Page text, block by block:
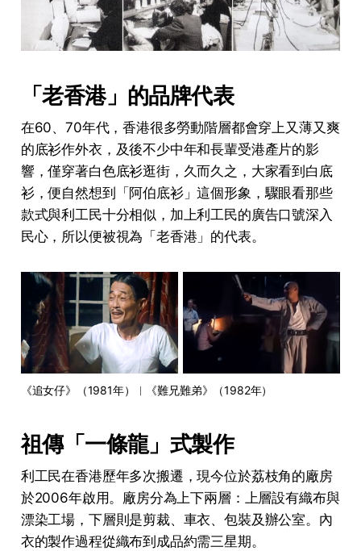
「老香港」的品牌代表
在60、70年代，香港很多勞動階層都會穿上又薄又爽
的底衫作外衣，及後不少中年和長輩受港產片的影
響，僅穿著白色底衫逛街，久而久之，大家看到白底
衫，便自然想到「阿伯底衫」這個形象，驟眼看那些
款式與利工民十分相似，加上利工民的廣告口號深入
民心，所以便被視為「老香港」的代表。
《追女仔》（1981年）︳《難兄難弟》（1982年）
祖傳「一條龍」式製作
利工民在香港歷年多次搬遷，現今位於荔枝角的廠房
於2006年啟用。廠房分為上下兩層：上層設有織布與
漂染工場，下層則是剪裁、車衣、包裝及辦公室。內
衣的製作過程從織布到成品約需三星期。